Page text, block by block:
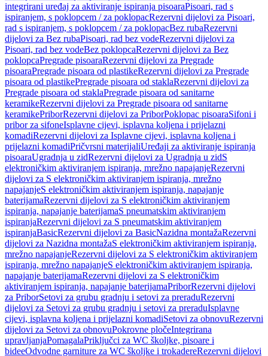
integrirani uređaj za aktiviranje ispiranja pisoaraPisoari, rad s
ispiranjem, s poklopcem / za poklopacRezervni dijelovi za Pisoari,
rad s ispiranjem, s poklopcem / za poklopacBez rubaRezervni
dijelovi za Bez rubaPisoari, rad bez vodeRezervni dijelovi za
Pisoari, rad bez vodeBez poklopcaRezervni dijelovi za Bez
poklopcaPregrade pisoaraRezervni dijelovi za Pregrade
pisoaraPregrade pisoara od plastikeRezervni dijelovi za Pregrade
pisoara od plastikePregrade pisoara od staklaRezervni dijelovi za
Pregrade pisoara od staklaPregrade pisoara od sanitarne
keramikeRezervni dijelovi za Pregrade pisoara od sanitarne
keramikePriborRezervni dijelovi za PriborPoklopac pisoaraSifoni i
pribor za sifoneIsplavne cijevi, isplavna koljena i prijelazni
komadiRezervni dijelovi za Isplavne cijevi, isplavna koljena i
prijelazni komadiPričvrsni materijaliUređaji za aktiviranje ispiranja
pisoaraUgradnja u zidRezervni dijelovi za Ugradnja u zidS
elektroničkim aktiviranjem ispiranja, mrežno napajanjeRezervni
dijelovi za S elektroničkim aktiviranjem ispiranja, mrežno
napajanjeS elektroničkim aktiviranjem ispiranja, napajanje
baterijamaRezervni dijelovi za S elektroničkim aktiviranjem
ispiranja, napajanje baterijamaS pneumatskim aktiviranjem
ispiranjaRezervni dijelovi za S pneumatskim aktiviranjem
ispiranjaBasicRezervni dijelovi za BasicNazidna montažaRezervni
dijelovi za Nazidna montažaS elektroničkim aktiviranjem ispiranja,
mrežno napajanjeRezervni dijelovi za S elektroničkim aktiviranjem
ispiranja, mrežno napajanjeS elektroničkim aktiviranjem ispiranja,
napajanje baterijamaRezervni dijelovi za S elektroničkim
aktiviranjem ispiranja, napajanje baterijamaPriborRezervni dijelovi
za PriborSetovi za grubu gradnju i setovi za preraduRezervni
dijelovi za Setovi za grubu gradnju i setovi za preraduIsplavne
cijevi, isplavna koljena i prijelazni komadiSetovi za obnovuRezervni
dijelovi za Setovi za obnovuPokrovne pločeIntegrirana
upravljanjaPomagalaPriključci za WC školjke, pisoare i
bideeOdvodne garniture za WC školjke i trokadereRezervni dijelovi